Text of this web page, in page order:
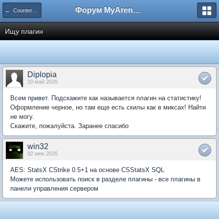
← Counter-Strike 1.6 Форум MyArena.ru
Ищу плагин
Diplopia
20 май 2026
Всем привет. Подскажите как называется плагин на статистику!
Оформление черное, но там еще есть скилы как в миксах! Найти
не могу.
Скажите, пожалуйста. Заранее спасибо
win32
02 июн 2026
AES: StatsX CStrike 0.5+1 на основе CSStatsX SQL
Можете использовать поиск в разделе плагины - все плагины в
панели управления сервером